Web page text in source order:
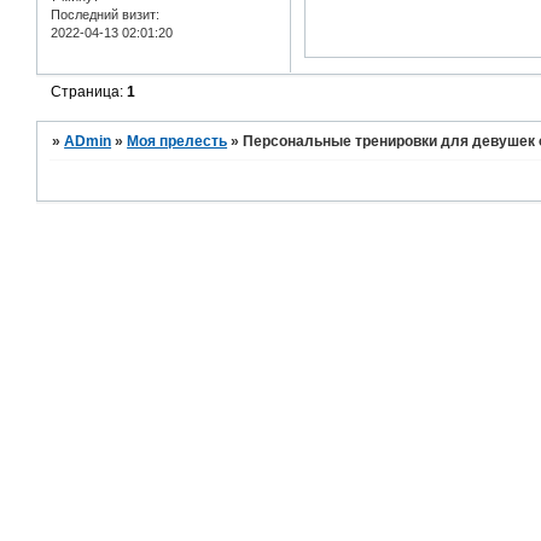
Последний визит:
2022-04-13 02:01:20
Страница:1
»ADmin » Моя прелесть » Персональные тренировки для девушек